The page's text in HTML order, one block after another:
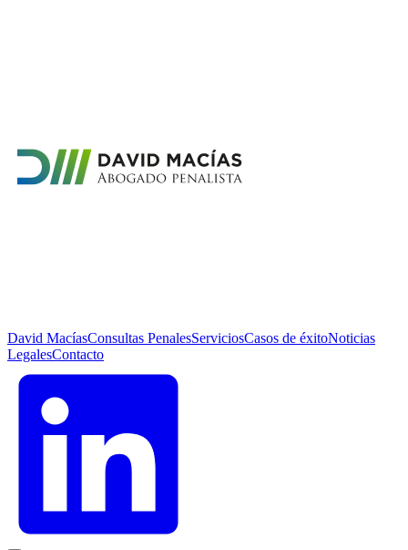
David MacíasConsultas PenalesServiciosCasos de éxitoNoticias
LegalesContacto